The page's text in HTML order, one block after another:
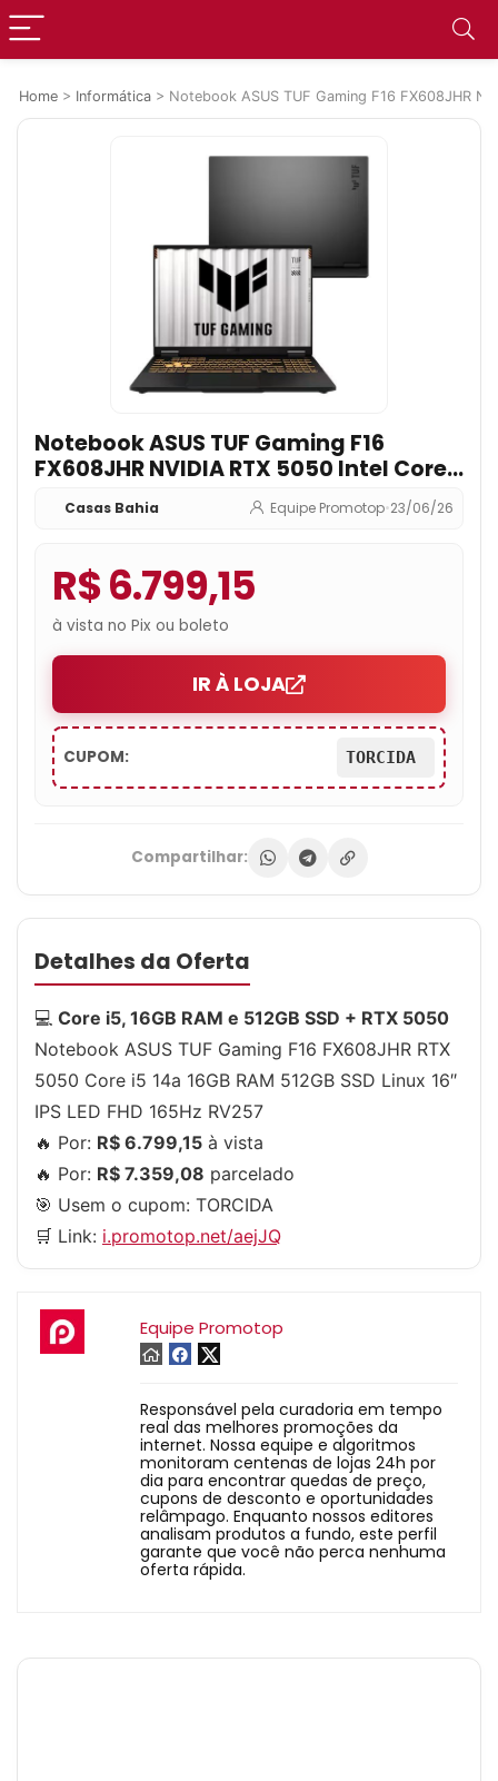
Home > Informática > Notebook ASUS TUF Gaming F16 FX608JHR
Notebook ASUS TUF Gaming F16
FX608JHR NVIDIA RTX 5050 Intel Core
i5 14a 16GB RAM 512GB SSD Linux 16″ IPS
LED FHD 165Hz RV257
Casas Bahia Equipe Promotop•23/06/26
R$ 6.799,15
à vista no Pix ou boleto
IR À LOJA
CUPOM: TORCIDA
Compartilhar:
Detalhes da Oferta
💻 Core i5, 16GB RAM e 512GB SSD + RTX 5050
Notebook ASUS TUF Gaming F16 FX608JHR RTX
5050 Core i5 14a 16GB RAM 512GB SSD Linux 16″
IPS LED FHD 165Hz RV257
🔥 Por: R$ 6.799,15 à vista
🔥 Por: R$ 7.359,08 parcelado
🎯 Usem o cupom: TORCIDA
🛒 Link: i.promotop.net/aejJQ
Equipe Promotop
Responsável pela curadoria em tempo
real das melhores promoções da
internet. Nossa equipe e algoritmos
monitoram centenas de lojas 24h por
dia para encontrar quedas de preço,
cupons de desconto e oportunidades
relâmpago. Enquanto nossos editores
analisam produtos a fundo, este perfil
garante que você não perca nenhuma
oferta rápida.